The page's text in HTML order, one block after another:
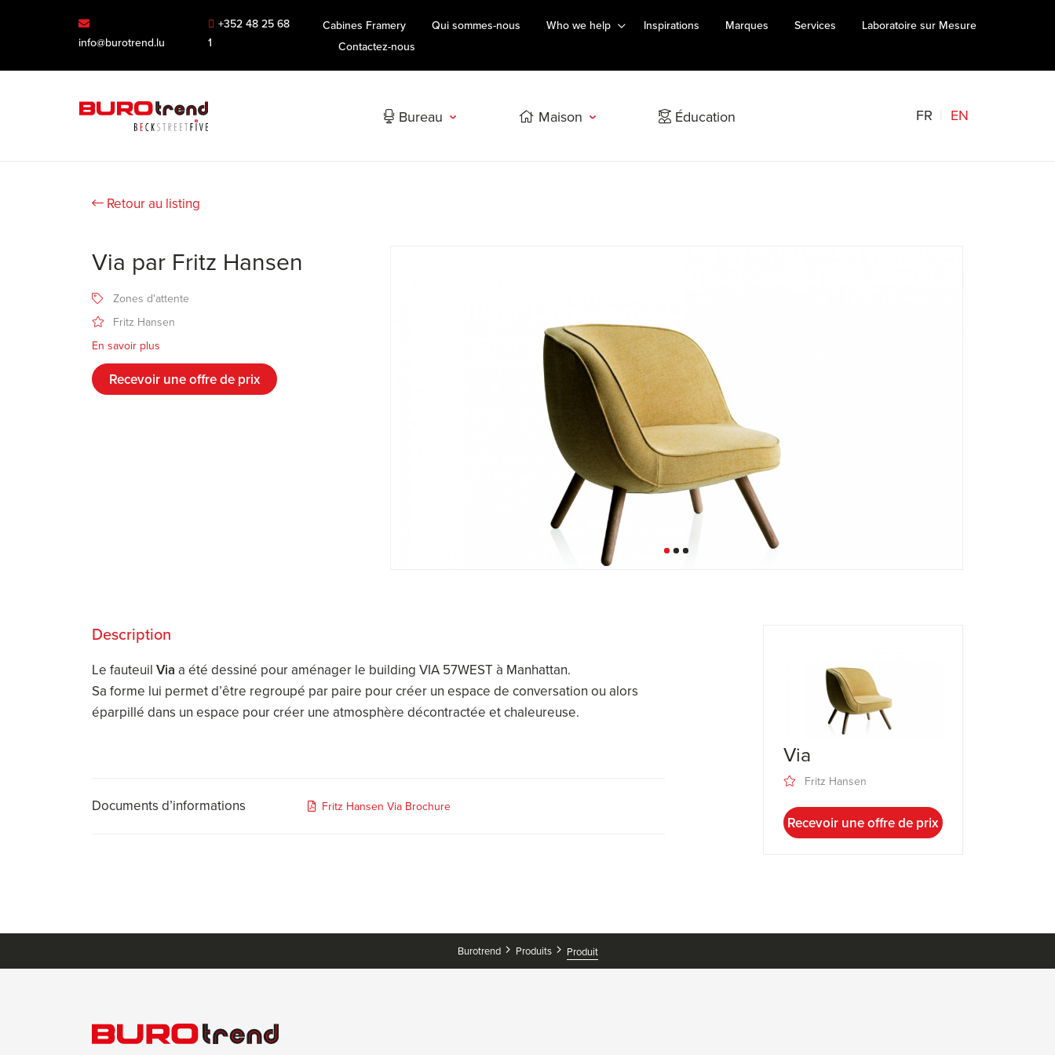
info@burotrend.lu
+352 48 25 68
1
Cabines Framery Qui sommes-nous Who we help Inspirations Marques Services
Laboratoire sur Mesure
Contactez-nous
Bureau Maison Éducation FR EN
Retour au listing
Via par Fritz Hansen
Zones d'attente
Fritz Hansen
En savoir plus
Recevoir une offre de prix
Description
Le fauteuil Via a été dessiné pour aménager le building VIA 57WEST à Manhattan.
Sa forme lui permet d’être regroupé par paire pour créer un espace de conversation ou alors
éparpillé dans un espace pour créer une atmosphère décontractée et chaleureuse.
Documents d’informations Fritz Hansen Via Brochure
Via
Fritz Hansen
Recevoir une offre de prix
Burotrend Produits Produit